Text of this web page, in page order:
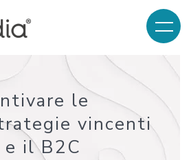
le
vincenti
il B2C